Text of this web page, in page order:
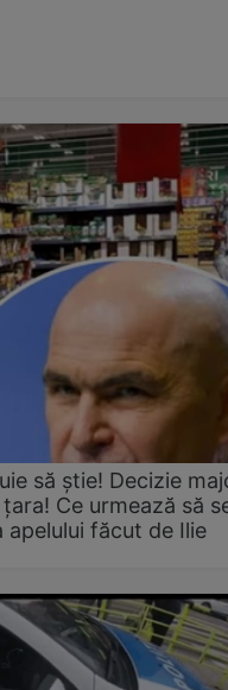
să știe! Decizie
Ce urmează să
făcut de Ilie